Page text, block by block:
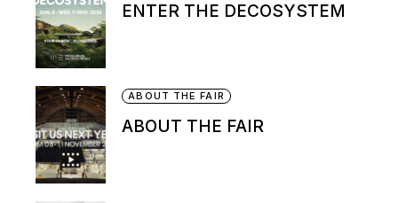
ENTER THE DECOSYSTEM
ABOUT THE FAIR
ABOUT THE FAIR